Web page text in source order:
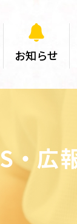
お知らせ
・広